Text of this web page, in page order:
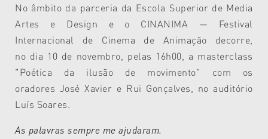
No âmbito da parceria da Escola Superior de Media
Artes e Design e o CINANIMA — Festival
Internacional de Cinema de Animação decorre,
no dia 10 de novembro, pelas 16h00, a masterclass
"Poética da ilusão de movimento" com os
oradores José Xavier e Rui Gonçalves, no auditório
Luís Soares.
As palavras sempre me ajudaram.